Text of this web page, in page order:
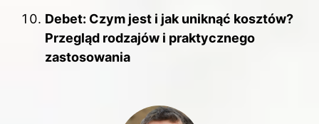
Debet: Czym jest i jak uniknąć kosztów?
Przegląd rodzajów i praktycznego
zastosowania